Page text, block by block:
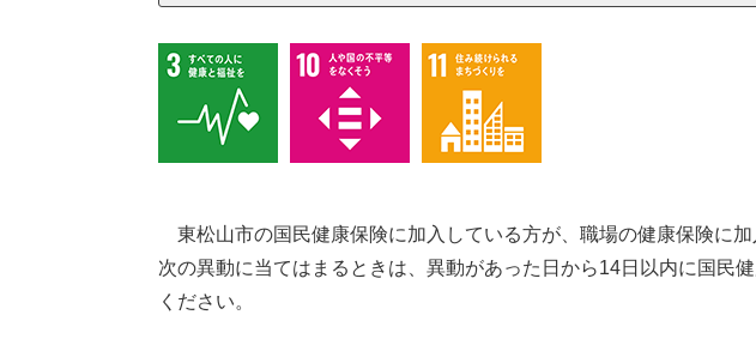
東松山市の国民健康保険に加入している方が、職場の健康保険に加
次の異動に当てはまるときは、異動があった日から14日以内に国民
ください。